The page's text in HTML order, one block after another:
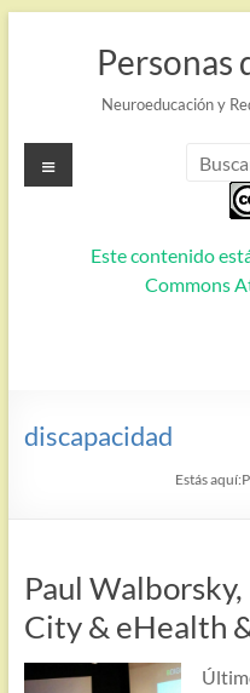
Personas
Neuroeducación y
Este contenido
Commons
Menú
discapacidad
Estás aquí:
Paul
City & eHealth